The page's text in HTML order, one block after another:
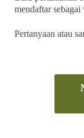
mendaftar
Pertanyaan atau